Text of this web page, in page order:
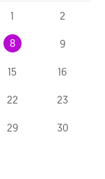
1 2
8 9
15 16
22 23
29 30